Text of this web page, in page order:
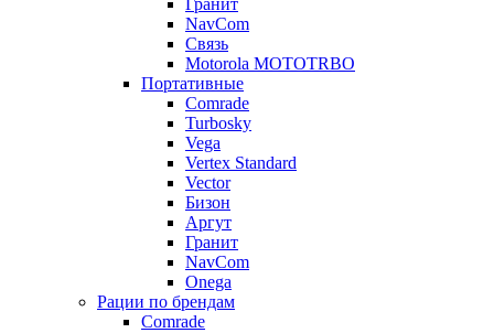
Гранит
NavCom
Связь
Motorola MOTOTRBO
Портативные
Comrade
Turbosky
Vega
Vertex Standard
Vector
Бизон
Аргут
Гранит
NavCom
Onega
Рации по брендам
Comrade